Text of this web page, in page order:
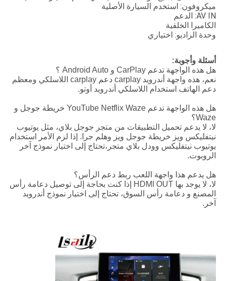
ميكروفون: استخدم السيارة الأصلية
AV IN: الدعم
الكاميرا الخلفية
وحدة الراديو: اختياري
أسئلة وأجوبة:
هل هذه الواجهة تدعم CarPlay و Android Auto ؟
نعم، هذه واجهة أندرويد carplay دعم carplay اللاسلكي ومعظم
دعم الهاتف استخدام اللاسلكي أندرويد أوتو.
هل هذه الواجهة تدعم YouTube Netflix Waze خريطة جوجل و
Waze؟
لا، لا يدعم تحميل التطبيقات من متجر جوجل بلاي، مثل يوتيوب
نيتفليكس ويز خريطة جوجل ويز وهلم جرا. إذا لزم الأمر استخدام
يوتيوب نيتفليكس وودل بلاي متجر،تحتاج إلى اختيار نموذج آخر
الروبوت.
هل يدعم هذا واجهة اللعب ربط دعم الرأس؟
لا، لا يوجد بها HDMI OUT إذا كنت بحاجة إلى توصيل دعامة رأس
المصنع و دعامة رأس السوق، تحتاج إلى اختيار نموذج أندرويد
آخر.